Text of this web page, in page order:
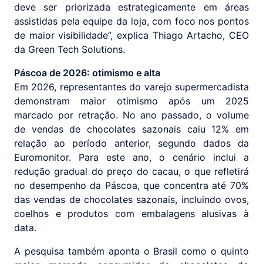
deve ser priorizada estrategicamente em áreas
assistidas pela equipe da loja, com foco nos pontos
de maior visibilidade”, explica Thiago Artacho, CEO
da Green Tech Solutions.
Páscoa de 2026: otimismo e alta
Em 2026, representantes do varejo supermercadista
demonstram maior otimismo após um 2025
marcado por retração. No ano passado, o volume
de vendas de chocolates sazonais caiu 12% em
relação ao período anterior, segundo dados da
Euromonitor. Para este ano, o cenário inclui a
redução gradual do preço do cacau, o que refletirá
no desempenho da Páscoa, que concentra até 70%
das vendas de chocolates sazonais, incluindo ovos,
coelhos e produtos com embalagens alusivas à
data.
A pesquisa também aponta o Brasil como o quinto